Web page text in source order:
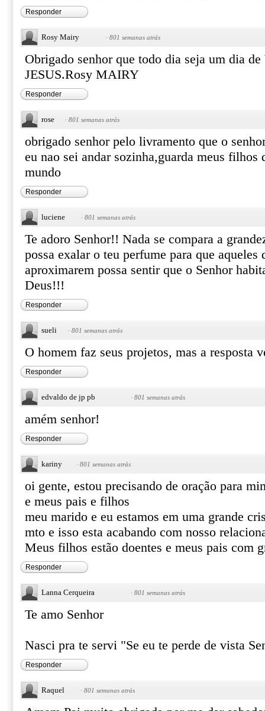
Responder
Rosy Mairy · 801 semanas atrás
Obrigado senhor que todo dia seja um dia
JESUS.Rosy MAIRY
Responder
rose · 801 semanas atrás
obrigado senhor pelo livramento que o
eu nao sei andar sozinha,guarda meus filhos
mundo
Responder
luciene · 801 semanas atrás
Te adoro Senhor!! Nada se compara a
possa exalar o teu perfume para que aqueles
aproximarem possa sentir que o Senhor
Deus!!!
Responder
sueli · 801 semanas atrás
O homem faz seus projetos, mas a resposta
Responder
edvaldo de jp pb · 801 semanas atrás
amém senhor!
Responder
kariny · 801 semanas atrás
oi gente, estou precisando de oração para
e meus pais e filhos
meu marido e eu estamos em uma grande
mto e isso esta acabando com nosso
Meus filhos estão doentes e meus pais com
Responder
Lanna Cerqueira · 801 semanas atrás
Te amo Senhor
Nasci pra te servi "Se eu te perde de vista
Responder
Raquel · 801 semanas atrás